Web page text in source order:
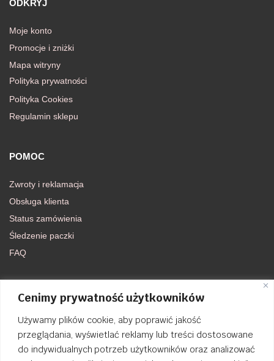
Cenimy prywatność użytkowników
Używamy plików cookie, aby poprawić jakość
przeglądania, wyświetlać reklamy lub treści dostosowane
do indywidualnych potrzeb użytkowników oraz analizować
ODKRYJ
Moje konto
Promocje i zniżki
Mapa witryny
Polityka prywatności
Polityka Cookies
Regulamin sklepu
POMOC
Zwroty i reklamacja
Obsługa klienta
Status zamówienia
Śledzenie paczki
FAQ
DOŁĄCZ DO NAS
FACEBOOK
INSTAGRAM